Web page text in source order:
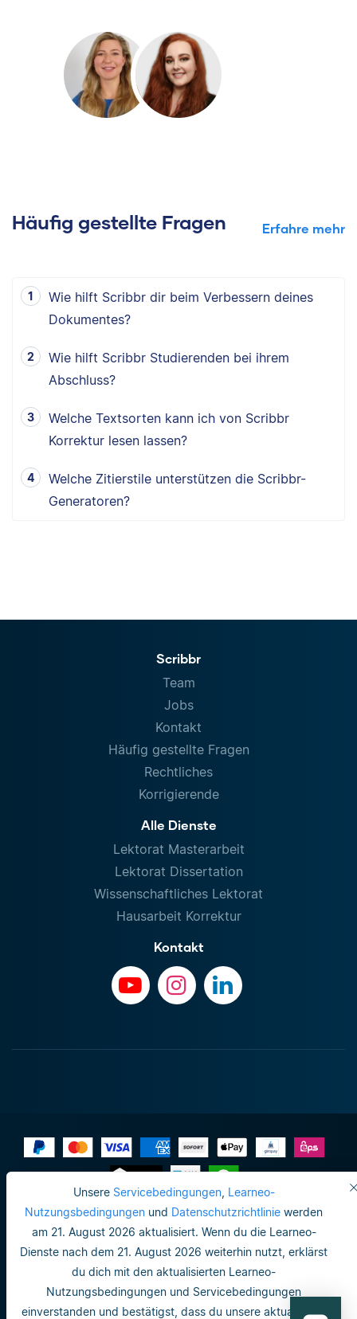
Unsere Servicebedingungen, Learneo-
Nutzungsbedingungen und Datenschutzrichtlinie werden
am 21. August 2026 aktualisiert. Wenn du die Learneo-
Dienste nach dem 21. August 2026 weiterhin nutzt, erklärst
du dich mit den aktualisierten Learneo-
Nutzungsbedingungen und Servicebedingungen
einverstanden und bestätigst, dass du unsere aktualisierte
Häufig gestellte Fragen Erfahre mehr
Wie hilft Scribbr dir beim Verbessern deines
Dokumentes?
Wie hilft Scribbr Studierenden bei ihrem
Abschluss?
Welche Textsorten kann ich von Scribbr
Korrektur lesen lassen?
Welche Zitierstile unterstützen die Scribbr-
Generatoren?
Scribbr
Team
Jobs
Kontakt
Häufig gestellte Fragen
Rechtliches
Korrigierende
Alle Dienste
Lektorat Masterarbeit
Lektorat Dissertation
Wissenschaftliches Lektorat
Hausarbeit Korrektur
Kontakt
Impressum
Do not sell or share my personal info
Nutzungsbedingungen
Datenschutzrichtlinie